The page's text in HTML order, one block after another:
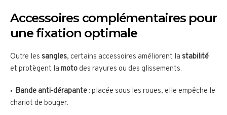
Accessoires complémentaires pour
une fixation optimale
Outre les sangles, certains accessoires améliorent la stabilité
et protègent la moto des rayures ou des glissements.
Bande anti-dérapante : placée sous les roues, elle empêche le
chariot de bouger.